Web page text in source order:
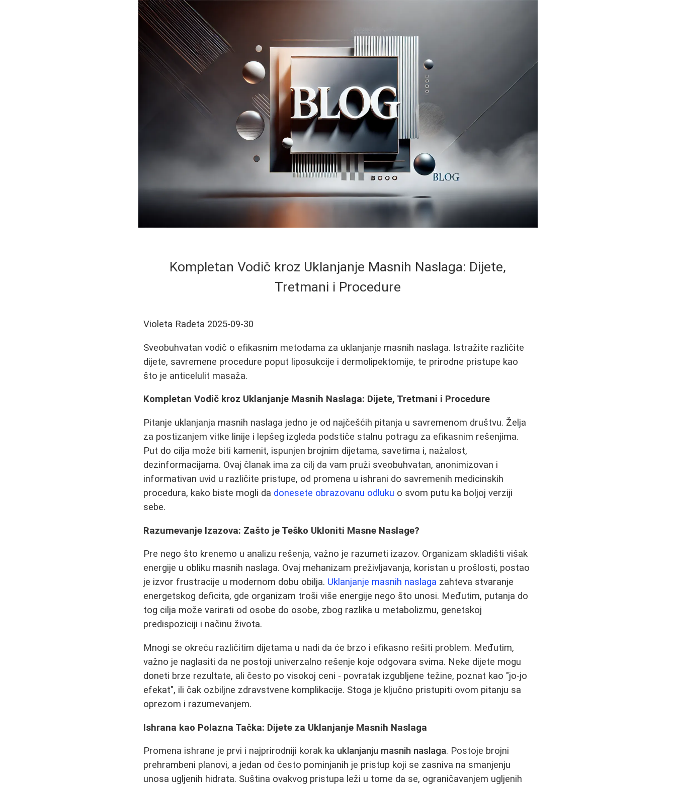
Kompletan Vodič kroz Uklanjanje Masnih Naslaga: Dijete,
Tretmani i Procedure
Violeta Radeta 2025-09-30
Sveobuhvatan vodič o efikasnim metodama za uklanjanje masnih naslaga. Istražite različite
dijete, savremene procedure poput liposukcije i dermolipektomije, te prirodne pristupe kao
što je anticelulit masaža.
Kompletan Vodič kroz Uklanjanje Masnih Naslaga: Dijete, Tretmani i Procedure
Pitanje uklanjanja masnih naslaga jedno je od najčešćih pitanja u savremenom društvu. Želja
za postizanjem vitke linije i lepšeg izgleda podstiče stalnu potragu za efikasnim rešenjima.
Put do cilja može biti kamenit, ispunjen brojnim dijetama, savetima i, nažalost,
dezinformacijama. Ovaj članak ima za cilj da vam pruži sveobuhvatan, anonimizovan i
informativan uvid u različite pristupe, od promena u ishrani do savremenih medicinskih
procedura, kako biste mogli da donesete obrazovanu odluku o svom putu ka boljoj verziji
sebe.
Razumevanje Izazova: Zašto je Teško Ukloniti Masne Naslage?
Pre nego što krenemo u analizu rešenja, važno je razumeti izazov. Organizam skladišti višak
energije u obliku masnih naslaga. Ovaj mehanizam preživljavanja, koristan u prošlosti, postao
je izvor frustracije u modernom dobu obilja. Uklanjanje masnih naslaga zahteva stvaranje
energetskog deficita, gde organizam troši više energije nego što unosi. Međutim, putanja do
tog cilja može varirati od osobe do osobe, zbog razlika u metabolizmu, genetskoj
predispoziciji i načinu života.
Mnogi se okreću različitim dijetama u nadi da će brzo i efikasno rešiti problem. Međutim,
važno je naglasiti da ne postoji univerzalno rešenje koje odgovara svima. Neke dijete mogu
doneti brze rezultate, ali često po visokoj ceni - povratak izgubljene težine, poznat kao "jo-jo
efekat", ili čak ozbiljne zdravstvene komplikacije. Stoga je ključno pristupiti ovom pitanju sa
oprezom i razumevanjem.
Ishrana kao Polazna Tačka: Dijete za Uklanjanje Masnih Naslaga
Promena ishrane je prvi i najprirodniji korak ka uklanjanju masnih naslaga. Postoje brojni
prehrambeni planovi, a jedan od često pominjanih je pristup koji se zasniva na smanjenju
unosa ugljenih hidrata. Suština ovakvog pristupa leži u tome da se, ograničavanjem ugljenih